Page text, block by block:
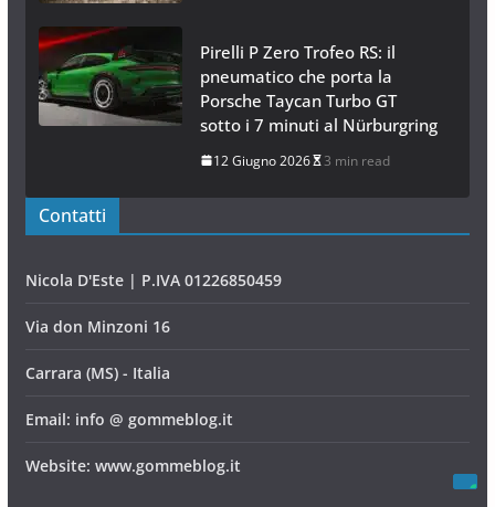
Pirelli P Zero Trofeo RS: il
pneumatico che porta la
Porsche Taycan Turbo GT
sotto i 7 minuti al Nürburgring
12 Giugno 2026 3 min read
Contatti
Nicola D'Este | P.IVA 01226850459
Via don Minzoni 16
Carrara (MS) - Italia
Email: info @ gommeblog.it
Website: www.gommeblog.it